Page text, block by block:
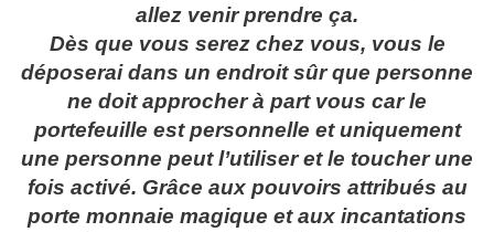
allez venir prendre ça.
Dès que vous serez chez vous, vous le
déposerai dans un endroit sûr que personne
ne doit approcher à part vous car le
portefeuille est personnelle et uniquement
une personne peut l’utiliser et le toucher une
fois activé. Grâce aux pouvoirs attribués au
porte monnaie magique et aux incantations